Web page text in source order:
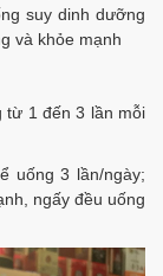
suy dinh dưỡng
và khỏe mạnh
từ 1 đến 3 lần mỗi
uống 3 lần/ngày;
ngấy đều uống